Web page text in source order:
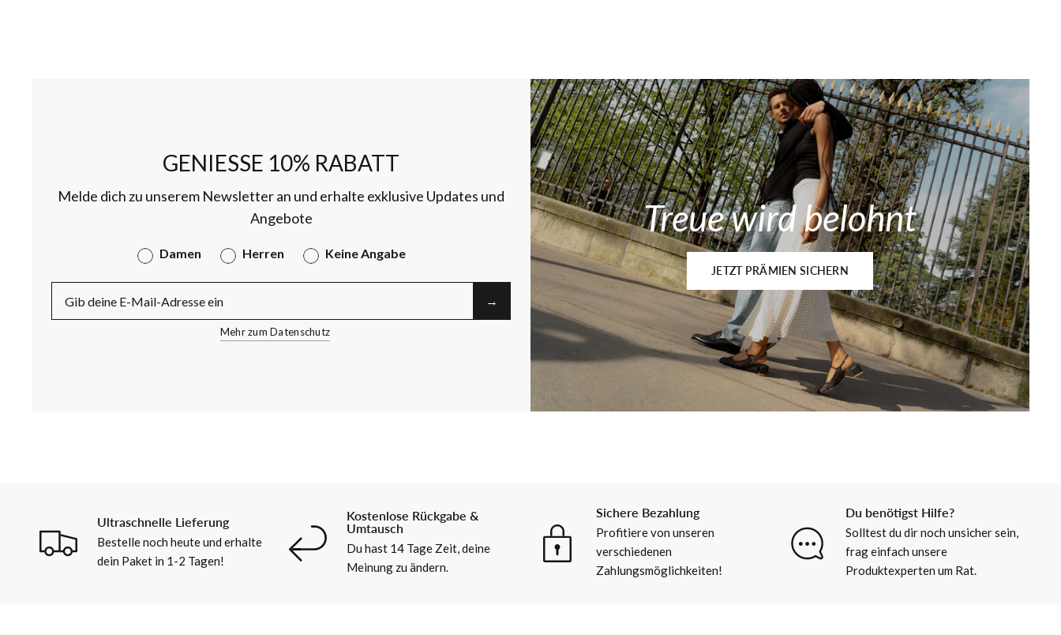
GENIESSE 10% RABATT
Melde dich zu unserem Newsletter an und erhalte exklusive Updates und
Angebote
Damen Herren Keine Angabe
→︎
Mehr zum Datenschutz
Treue wird belohnt
JETZT PRÄMIEN SICHERN
Ultraschnelle Lieferung
Bestelle noch heute und erhalte
dein Paket in 1-2 Tagen!
Kostenlose Rückgabe &
Umtausch
Du hast 14 Tage Zeit, deine
Meinung zu ändern.
Sichere Bezahlung
Profitiere von unseren
verschiedenen
Zahlungsmöglichkeiten!
Du benötigst Hilfe?
Solltest du dir noch unsicher sein,
frag einfach unsere
Produktexperten um Rat.